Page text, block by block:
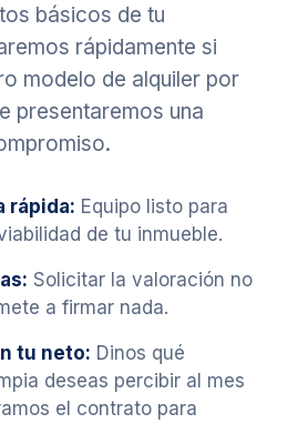
básicos de tu
rápidamente si
modelo de alquiler por
presentaremos una
rápida: Equipo listo para
de tu inmueble.
Solicitar la valoración no
a firmar nada.
tu neto: Dinos qué
deseas percibir al mes
el contrato para